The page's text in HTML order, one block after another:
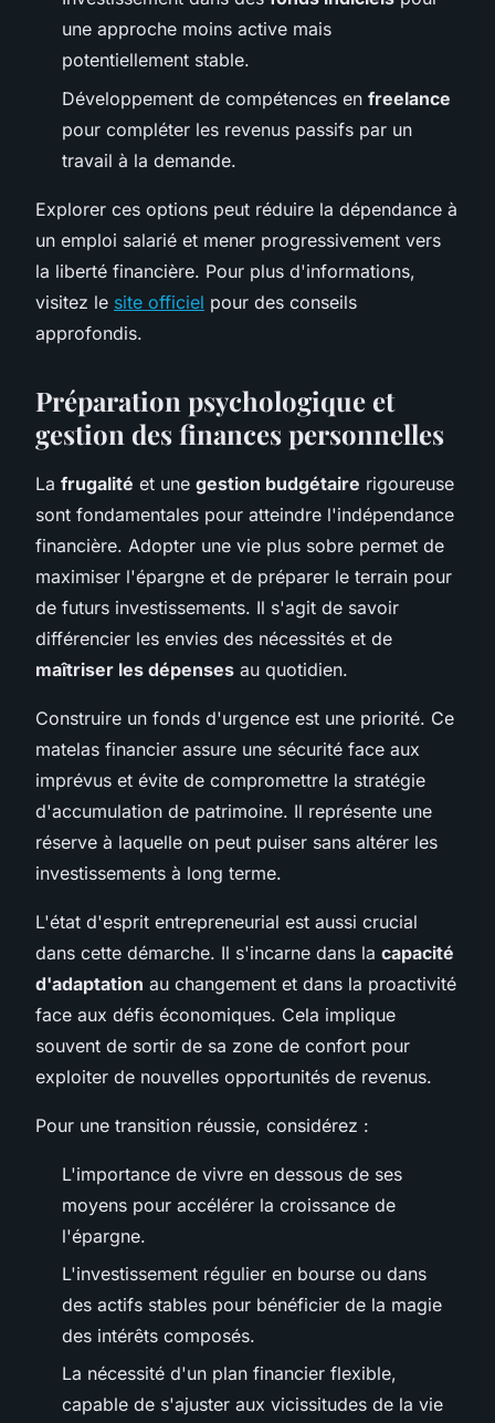
une approche moins active mais
potentiellement stable.
Développement de compétences en freelance
pour compléter les revenus passifs par un
travail à la demande.
Explorer ces options peut réduire la dépendance à
un emploi salarié et mener progressivement vers
la liberté financière. Pour plus d'informations,
visitez le site officiel pour des conseils
approfondis.
Préparation psychologique et
gestion des finances personnelles
La frugalité et une gestion budgétaire rigoureuse
sont fondamentales pour atteindre l'indépendance
financière. Adopter une vie plus sobre permet de
maximiser l'épargne et de préparer le terrain pour
de futurs investissements. Il s'agit de savoir
différencier les envies des nécessités et de
maîtriser les dépenses au quotidien.
Construire un fonds d'urgence est une priorité. Ce
matelas financier assure une sécurité face aux
imprévus et évite de compromettre la stratégie
d'accumulation de patrimoine. Il représente une
réserve à laquelle on peut puiser sans altérer les
investissements à long terme.
L'état d'esprit entrepreneurial est aussi crucial
dans cette démarche. Il s'incarne dans la capacité
d'adaptation au changement et dans la proactivité
face aux défis économiques. Cela implique
souvent de sortir de sa zone de confort pour
exploiter de nouvelles opportunités de revenus.
Pour une transition réussie, considérez :
L'importance de vivre en dessous de ses
moyens pour accélérer la croissance de
l'épargne.
L'investissement régulier en bourse ou dans
des actifs stables pour bénéficier de la magie
des intérêts composés.
La nécessité d'un plan financier flexible,
capable de s'ajuster aux vicissitudes de la vie